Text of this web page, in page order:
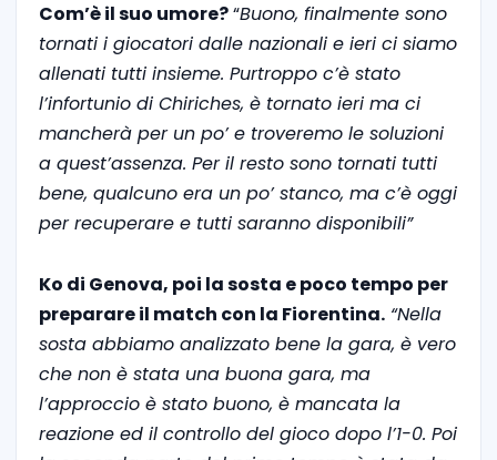
Com’è il suo umore?“Buono, finalmente sono
tornati i giocatori dalle nazionali e ieri ci siamo
allenati tutti insieme. Purtroppo c’è stato
l’infortunio di Chiriches, è tornato ieri ma ci
mancherà per un po’ e troveremo le soluzioni
a quest’assenza. Per il resto sono tornati tutti
bene, qualcuno era un po’ stanco, ma c’è oggi
per recuperare e tutti saranno disponibili”
Ko di Genova, poi la sosta e poco tempo per
preparare il match con la Fiorentina. “Nella
sosta abbiamo analizzato bene la gara, è vero
che non è stata una buona gara, ma
l’approccio è stato buono, è mancata la
reazione ed il controllo del gioco dopo l’1-0. Poi